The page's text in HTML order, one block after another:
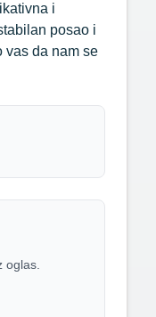
i
posao i
vas da nam se
oglas.